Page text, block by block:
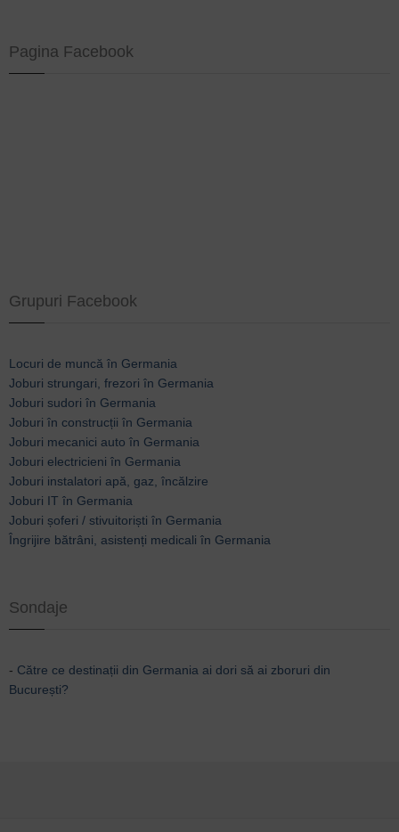
Pagina Facebook
Grupuri Facebook
Locuri de muncă în Germania
Joburi strungari, frezori în Germania
Joburi sudori în Germania
Joburi în construcții în Germania
Joburi mecanici auto în Germania
Joburi electricieni în Germania
Joburi instalatori apă, gaz, încălzire
Joburi IT în Germania
Joburi șoferi / stivuitoriști în Germania
Îngrijire bătrâni, asistenți medicali în Germania
Sondaje
- Către ce destinații din Germania ai dori să ai zboruri din
București?